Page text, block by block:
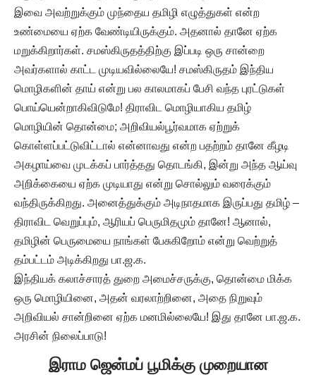
இவை அவற்றுக்கும் முந்தைய தமிழி எழுத்துகள் என்ற
உண்மையை ஏற்க வேண்டியிருக்கும். அதனால் தானே ஏற்க
மறுக்கிறார்கள். சமஸ்கிருதத்திற்கு இப்படி ஒரு சான்றை
அவர்களால் காட்ட முடியவில்லையே! சமஸ்கிருதம் இந்திய
மொழிகளின் தாய் என்று பல காலமாகப் பேசி வந்த புரட்டுகள்
பொய்யென்றாகிவிடுமே! திராவிட மொழியாகிய தமிழ்
மொழியின் தொன்மை; அறிவியல்பூர்வமாக ஏற்றுக்
கொள்ளப்பட்டுவிட்டால் என்னாவது என்ற பதற்றம் தானே கீழடி
அகழாய்வை முடக்கப் பார்த்தது தொடங்கி, இன்று அந்த ஆய்வு
அறிக்கையை ஏற்க முடியாது என்று சொல்லும் வரைக்கும்
வந்திருக்கிறது. அனைத்துக்கும் அடிநாதமாக இருப்பது தமிழ் –
திராவிட வெறுப்பும், ஆரியப் பெருமிதமும் தானே! ஆனால்,
தமிழின் பெருமையை நாங்கள் பேசுகிறோம் என்று வெற்றுத்
தம்பட்டம் அடிக்கிறது பா.ஜ.க.
இந்தியக் கலாச்சாரத் துறை அமைச்சருக்கு, தொன்மை மிக்க
ஒரு மொழியினை, அதன் வரலாற்றினை, அதை நிறுவும்
அறிவியல் சான்றினை ஏற்க மனமில்லையே! இது தானே பா.ஜ.க.
அரசின் நிலைப்பாடு!
இராம ஜென்மப் பூமிக்கு முறையான